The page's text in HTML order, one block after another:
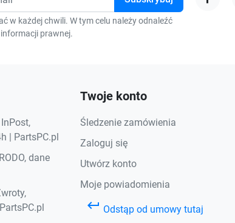
w każdej chwili. W tym celu należy odnaleźć
prawnej.
| PartsPC.pl
dane
Twoje konto
Śledzenie zamówienia
Zaloguj się
Utwórz konto
Moje powiadomienia
keyboard_return Odstąp od umowy tutaj